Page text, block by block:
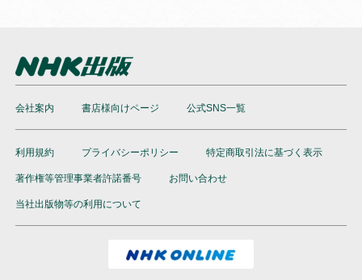
会社案内 書店様向けページ 公式SNS一覧
利用規約 プライバシーポリシー 特定商取引法に基づく表示
著作権等管理事業者許諾番号 お問い合わせ
当社出版物等の利用について